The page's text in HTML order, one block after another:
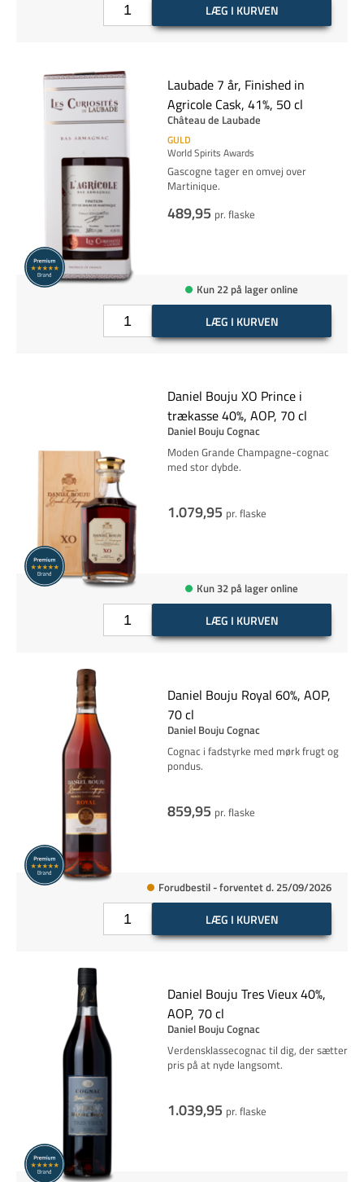
LÆG I KURVEN
Laubade 7 år, Finished in
Agricole Cask, 41%, 50 cl
Château de Laubade
GULD
World Spirits Awards
Gascogne tager en omvej over
Martinique.
489,95 pr. flaske
Kun 22 på lager online
LÆG I KURVEN
Daniel Bouju XO Prince i
trækasse 40%, AOP, 70 cl
Daniel Bouju Cognac
Moden Grande Champagne-cognac
med stor dybde.
1.079,95 pr. flaske
Kun 32 på lager online
LÆG I KURVEN
Daniel Bouju Royal 60%, AOP,
70 cl
Daniel Bouju Cognac
Cognac i fadstyrke med mørk frugt og
pondus.
859,95 pr. flaske
Forudbestil - forventet d. 25/09/2026
LÆG I KURVEN
Daniel Bouju Tres Vieux 40%,
AOP, 70 cl
Daniel Bouju Cognac
Verdensklassecognac til dig, der sætter
pris på at nyde langsomt.
1.039,95 pr. flaske